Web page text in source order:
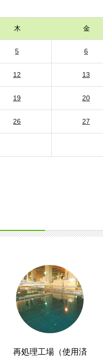
木 金
5 6
12 13
19 20
26 27
再処理工場（使用済